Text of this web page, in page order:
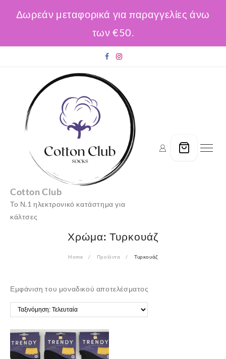
Δωρεάν μεταφορικά για παραγγελίες άνω
των €50.
Cotton Club
Το Ν.1 ηλεκτρονικό κατάστημα για
κάλτσες
Χρώμα: Τυρκουάζ
Home Προϊόντα Τυρκουάζ
Εμφάνιση του μοναδικού αποτελέσματος